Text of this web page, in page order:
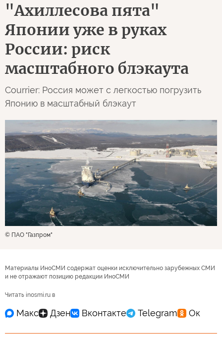
"Ахиллесова пята"
Японии уже в руках
России: риск
масштабного блэкаута
Courrier: Россия может с легкостью погрузить
Японию в масштабный блэкаут
© ПАО "Газпром"
Материалы ИноСМИ содержат оценки исключительно зарубежных СМИ
и не отражают позицию редакции ИноСМИ
Читать inosmi.ru в